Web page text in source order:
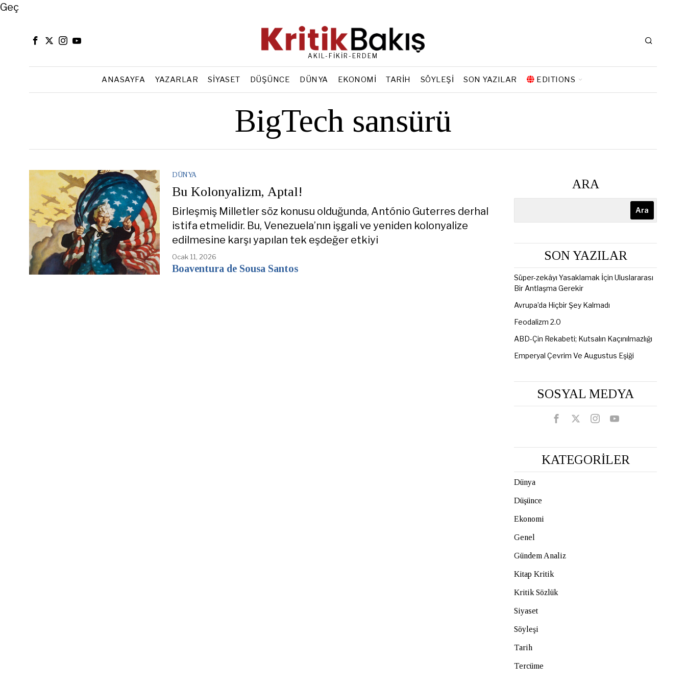
Close
Geç
AKIL-FİKİR-ERDEM
ANASAYFA YAZARLAR SIYASET DÜŞÜNCE DÜNYA EKONOMI TARIH SÖYLEŞI SON YAZILAR EDITIONS
BigTech sansürü
DÜNYA
Bu Kolonyalizm, Aptal!
Birleşmiş Milletler söz konusu olduğunda, António Guterres derhal
istifa etmelidir. Bu, Venezuela’nın işgali ve yeniden kolonyalize
edilmesine karşı yapılan tek eşdeğer etkiyi
Ocak 11, 2026
Boaventura de Sousa Santos
ARA
Ara
SON YAZILAR
Süper-zekâyı Yasaklamak İçin Uluslararası
Bir Antlaşma Gerekir
Avrupa’da Hiçbir Şey Kalmadı
Feodalizm 2.0
ABD-Çin Rekabeti; Kutsalın Kaçınılmazlığı
Emperyal Çevrim Ve Augustus Eşiği
SOSYAL MEDYA
KATEGORİLER
Dünya
Düşünce
Ekonomi
Genel
Gündem Analiz
Kitap Kritik
Kritik Sözlük
Siyaset
Söyleşi
Tarih
Tercüme